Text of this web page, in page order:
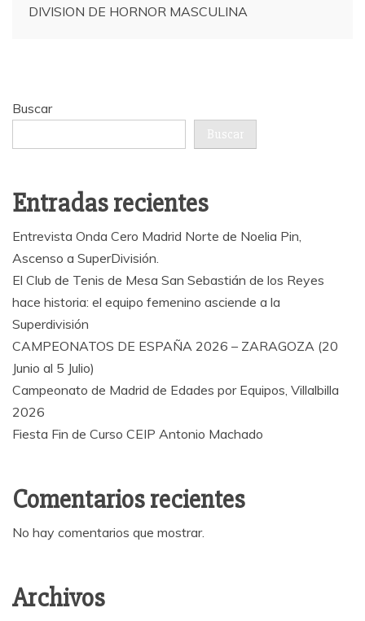
entradas
DIVISION DE HORNOR MASCULINA
Buscar
Buscar
Entradas recientes
Entrevista Onda Cero Madrid Norte de Noelia Pin,
Ascenso a SuperDivisión.
El Club de Tenis de Mesa San Sebastián de los Reyes
hace historia: el equipo femenino asciende a la
Superdivisión
CAMPEONATOS DE ESPAÑA 2026 – ZARAGOZA (20
Junio al 5 Julio)
Campeonato de Madrid de Edades por Equipos, Villalbilla
2026
Fiesta Fin de Curso CEIP Antonio Machado
Comentarios recientes
No hay comentarios que mostrar.
Archivos